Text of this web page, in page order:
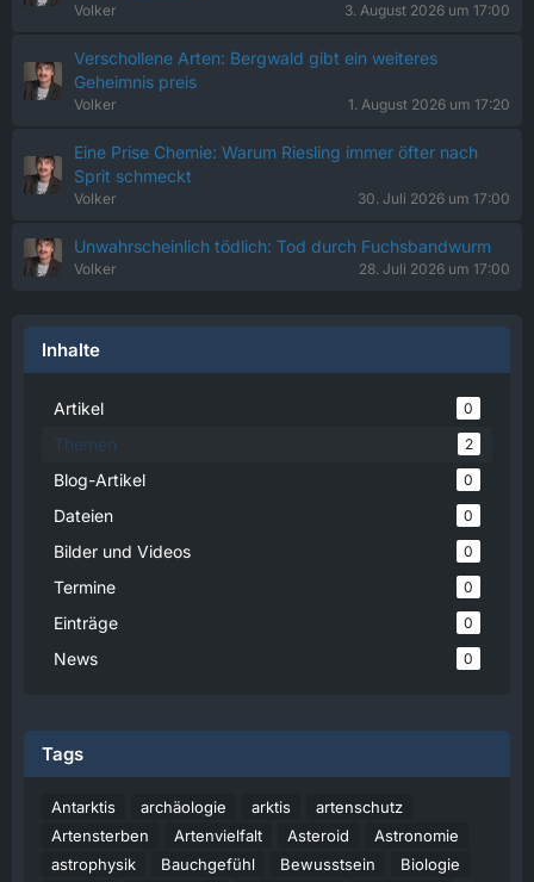
Volker 3. August 2026 um 17:00
Verschollene Arten: Bergwald gibt ein weiteres
Geheimnis preis
Volker 1. August 2026 um 17:20
Eine Prise Chemie: Warum Riesling immer öfter nach
Sprit schmeckt
Volker 30. Juli 2026 um 17:00
Unwahrscheinlich tödlich: Tod durch Fuchsbandwurm
Volker 28. Juli 2026 um 17:00
Inhalte
Artikel 0
Themen 2
Blog-Artikel 0
Dateien 0
Bilder und Videos 0
Termine 0
Einträge 0
News 0
Tags
Antarktis archäologie arktis
artenschutz
Artensterben
Artenvielfalt Asteroid
Astronomie
astrophysik
Bauchgefühl Bewusstsein
Biologie